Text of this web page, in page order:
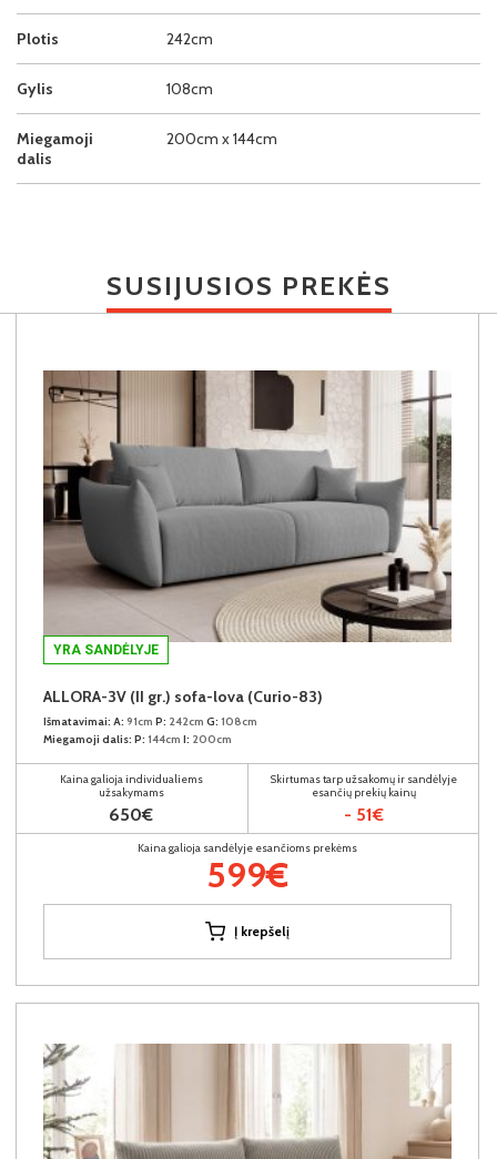
Plotis 242cm
Gylis 108cm
Miegamoji
dalis
200cm x 144cm
SUSIJUSIOS PREKĖS
YRA SANDĖLYJE
ALLORA-3V (II gr.) sofa-lova (Curio-83)
Išmatavimai: A: 91cm P: 242cm G: 108cm
Miegamoji dalis: P: 144cm I: 200cm
Kaina galioja individualiems
užsakymams
650€
Skirtumas tarp užsakomų ir sandėlyje
esančių prekių kainų
- 51€
Kaina galioja sandėlyje esančioms prekėms
599€
Į krepšelį